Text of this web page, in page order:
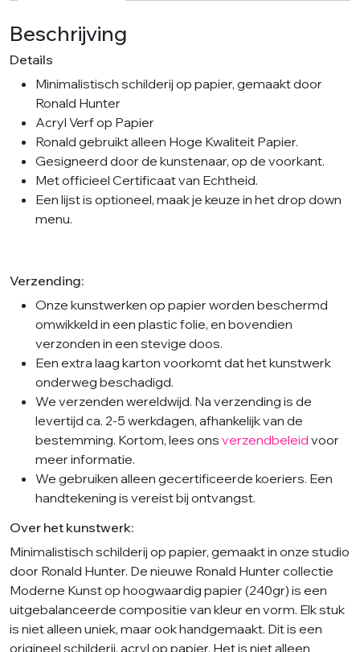
Beschrijving
Details
Minimalistisch schilderij op papier, gemaakt door
Ronald Hunter
Acryl Verf op Papier
Ronald gebruikt alleen Hoge Kwaliteit Papier.
Gesigneerd door de kunstenaar, op de voorkant.
Met officieel Certificaat van Echtheid.
Een lijst is optioneel, maak je keuze in het drop down
menu.
Verzending:
Onze kunstwerken op papier worden beschermd
omwikkeld in een plastic folie, en bovendien
verzonden in een stevige doos.
Een extra laag karton voorkomt dat het kunstwerk
onderweg beschadigd.
We verzenden wereldwijd. Na verzending is de
levertijd ca. 2-5 werkdagen, afhankelijk van de
bestemming. Kortom, lees ons verzendbeleid voor
meer informatie.
We gebruiken alleen gecertificeerde koeriers. Een
handtekening is vereist bij ontvangst.
Over het kunstwerk:
Minimalistisch schilderij op papier, gemaakt in onze studio
door Ronald Hunter. De nieuwe Ronald Hunter collectie
Moderne Kunst op hoogwaardig papier (240gr) is een
uitgebalanceerde compositie van kleur en vorm. Elk stuk
is niet alleen uniek, maar ook handgemaakt. Dit is een
origineel schilderij, acryl op papier. Het is niet alleen